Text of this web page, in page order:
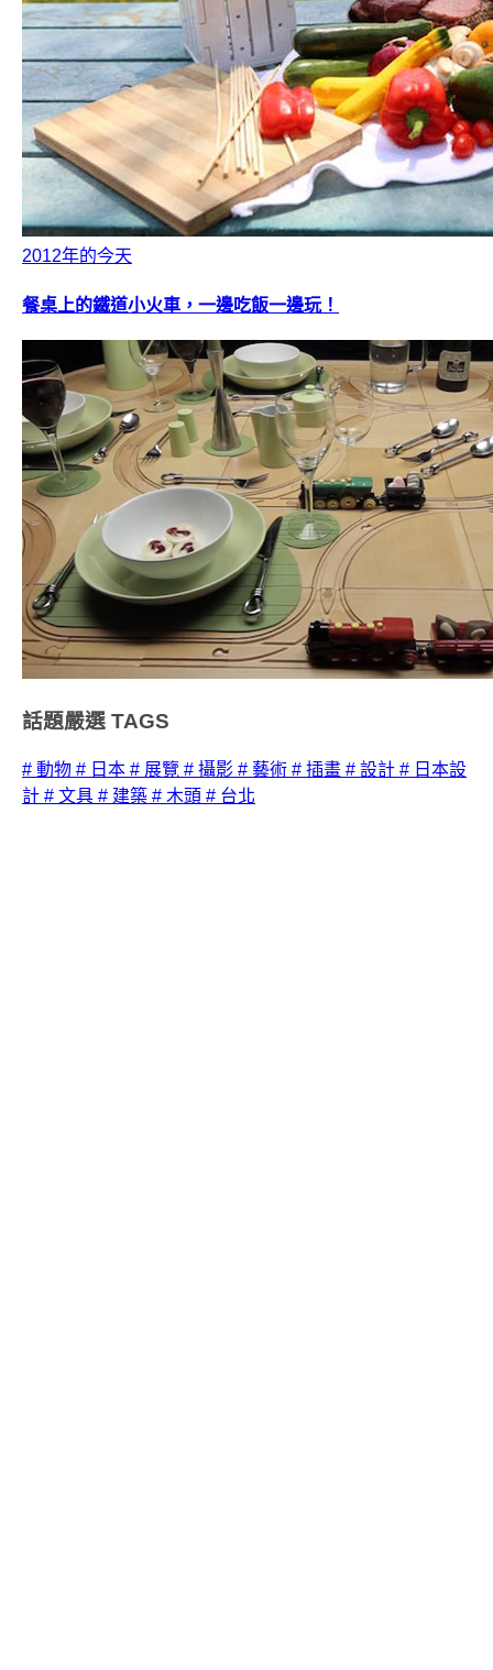
2012年的今天
餐桌上的鐵道小火車，一邊吃飯一邊玩！
話題嚴選 TAGS
# 動物 # 日本 # 展覽 # 攝影 # 藝術 # 插畫 # 設計 # 日本設
計 # 文具 # 建築 # 木頭 # 台北